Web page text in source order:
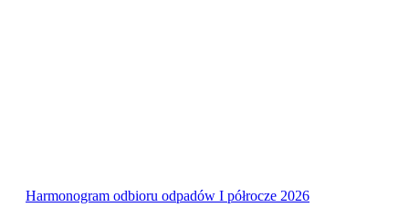
Harmonogram odbioru odpadów I półrocze 2026